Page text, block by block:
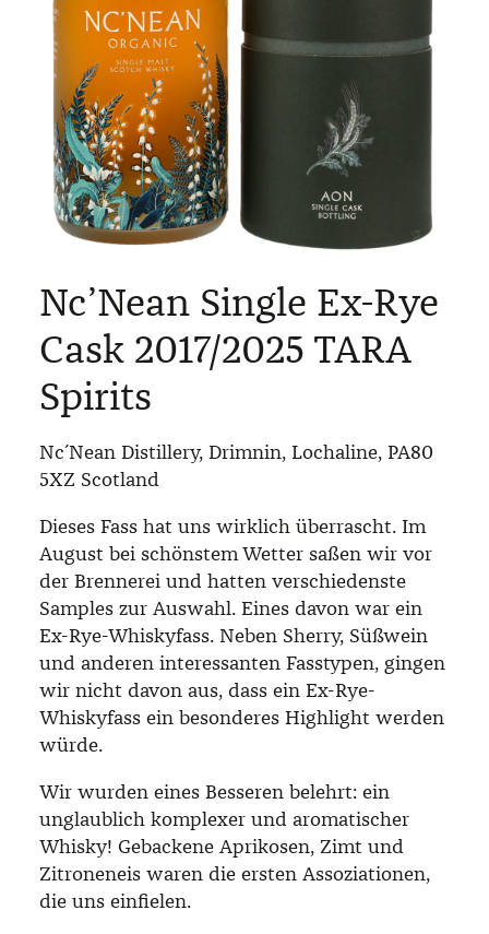
Nc’Nean Single Ex-Rye
Cask 2017/2025 TARA
Spirits
Nc´Nean Distillery, Drimnin, Lochaline, PA80
5XZ Scotland
Dieses Fass hat uns wirklich überrascht. Im
August bei schönstem Wetter saßen wir vor
der Brennerei und hatten verschiedenste
Samples zur Auswahl. Eines davon war ein
Ex-Rye-Whiskyfass. Neben Sherry, Süßwein
und anderen interessanten Fasstypen, gingen
wir nicht davon aus, dass ein Ex-Rye-
Whiskyfass ein besonderes Highlight werden
würde.
Wir wurden eines Besseren belehrt: ein
unglaublich komplexer und aromatischer
Whisky! Gebackene Aprikosen, Zimt und
Zitroneneis waren die ersten Assoziationen,
die uns einfielen.